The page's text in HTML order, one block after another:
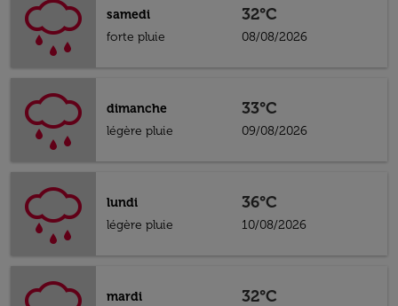
samedi
forte pluie
32°C
08/08/2026
dimanche
légère pluie
33°C
09/08/2026
lundi
légère pluie
36°C
10/08/2026
mardi
32°C